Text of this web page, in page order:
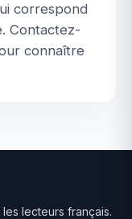
correspond
Contactez-
connaître
lecteurs français.